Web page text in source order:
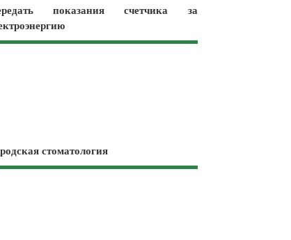
показания счетчика за
стоматология